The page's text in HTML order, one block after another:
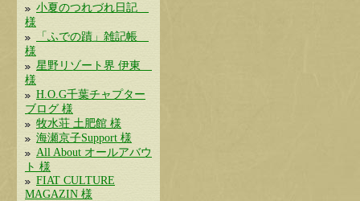
小夏のつれづれ日記
様
「ふでの蹟」雑記帳
様
星野リゾート界 伊東
様
H.O.G千葉チャプター
ブログ 様
牧水荘 土肥館 様
海瀬京子Support 様
All About オールアバウ
ト 様
FIAT CULTURE
MAGAZIN 様